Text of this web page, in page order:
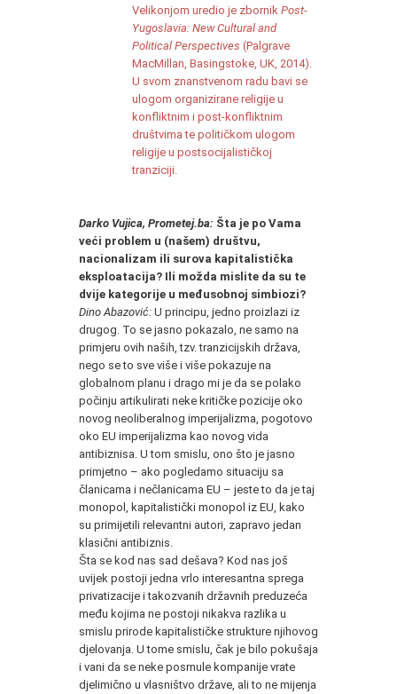
Velikonjom uredio je zbornik Post-
Yugoslavia: New Cultural and
Political Perspectives (Palgrave
MacMillan, Basingstoke, UK, 2014).
U svom znanstvenom radu bavi se
ulogom organizirane religije u
konfliktnim i post-konfliktnim
društvima te političkom ulogom
religije u postsocijalističkoj
tranziciji.
Darko Vujica, Prometej.ba: Šta je po Vama
veći problem u (našem) društvu,
nacionalizam ili surova kapitalistička
eksploatacija? Ili možda mislite da su te
dvije kategorije u međusobnoj simbiozi?
Dino Abazović: U principu, jedno proizlazi iz
drugog. To se jasno pokazalo, ne samo na
primjeru ovih naših, tzv. tranzicijskih država,
nego se to sve više i više pokazuje na
globalnom planu i drago mi je da se polako
počinju artikulirati neke kritičke pozicije oko
novog neoliberalnog imperijalizma, pogotovo
oko EU imperijalizma kao novog vida
antibiznisa. U tom smislu, ono što je jasno
primjetno – ako pogledamo situaciju sa
članicama i nečlanicama EU – jeste to da je taj
monopol, kapitalistički monopol iz EU, kako
su primijetili relevantni autori, zapravo jedan
klasični antibiznis.
Šta se kod nas sad dešava? Kod nas još
uvijek postoji jedna vrlo interesantna sprega
privatizacije i takozvanih državnih preduzeća
među kojima ne postoji nikakva razlika u
smislu prirode kapitalističke strukture njihovog
djelovanja. U tome smislu, čak je bilo pokušaja
i vani da se neke posrnule kompanije vrate
djelimično u vlasništvo države, ali to ne mijenja